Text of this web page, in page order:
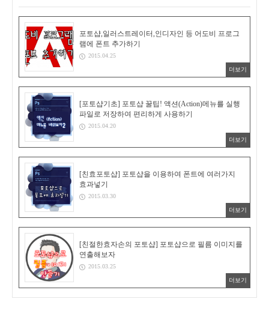
포토샵,일러스트레이터,인디자인 등 어도비 프로그
램에 폰트 추가하기
2015.04.25
더보기
[포토샵기초] 포토샵 꿀팁! 액션(Action)메뉴를 실행
파일로 저장하여 편리하게 사용하기
2015.04.20
더보기
[친효포토샵] 포토샵을 이용하여 폰트에 여러가지
효과넣기
2015.03.30
더보기
[친절한효자손의 포토샵] 포토샵으로 필름 이미지를
연출해보자
2015.03.25
더보기